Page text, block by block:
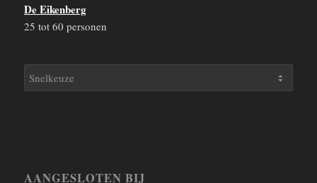
De Eikenberg
25 tot 60 personen
AANGESLOTEN BIJ